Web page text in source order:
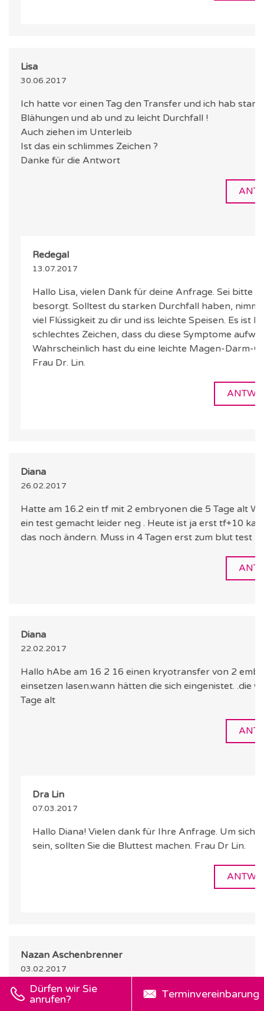
Lisa
30.06.2017
Ich hatte vor einen Tag den Transfer und ich hab
Blähungen und ab und zu leicht Durchfall !
Auch ziehen im Unterleib
Ist das ein schlimmes Zeichen ?
Danke für die Antwort
Redegal
13.07.2017
Hallo Lisa, vielen Dank für deine Anfrage. Sei bitte
besorgt. Solltest du starken Durchfall haben, nimm
viel Flüssigkeit zu dir und iss leichte Speisen. Es ist
schlechtes Zeichen, dass du diese Symptome
Wahrscheinlich hast du eine leichte Magen-Darm-
Frau Dr. Lin.
Diana
26.02.2017
Hatte am 16.2 ein tf mit 2 embryonen die 5 Tage alt War. .heute
ein test gemacht leider neg . Heute ist ja erst tf+10 kann sich
das noch ändern. Muss in 4 Tagen erst zum blut test
Diana
22.02.2017
Hallo hAbe am 16 2 16 einen kryotransfer von 2 embryonen
einsetzen lasen.wann hätten die sich eingenistet. .die
Tage alt
Dra Lin
07.03.2017
Hallo Diana! Vielen dank für Ihre Anfrage. Um
sein, sollten Sie die Bluttest machen. Frau Dr Lin.
Nazan Aschenbrenner
03.02.2017
Hallo, heute vor 9 Tagen hatte ich meine künstliche
Befruchtung. Bei meinem Bluttest bekam ich den Wert
Dürfen wir Sie
anrufen?
Terminvereinbarung